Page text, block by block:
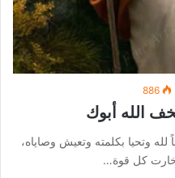
886
الله أبوك
وتحيا بكلمته وتعيش وصاياه،
كل قوة…